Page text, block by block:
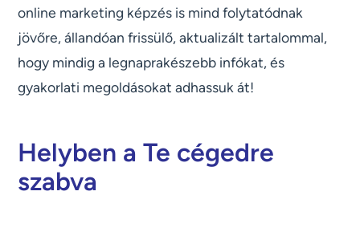
online marketing képzés is mind folytatódnak
jövőre, állandóan frissülő, aktualizált tartalommal,
hogy mindig a legnaprakészebb infókat, és
gyakorlati megoldásokat adhassuk át!
Helyben a Te cégedre
szabva